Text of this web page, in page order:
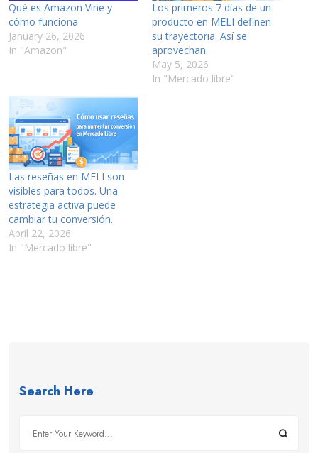
Qué es Amazon Vine y
cómo funciona
January 26, 2026
In "Amazon"
Los primeros 7 días de un
producto en MELI definen
su trayectoria. Así se
aprovechan.
May 5, 2026
In "Mercado libre"
Las reseñas en MELI son
visibles para todos. Una
estrategia activa puede
cambiar tu conversión.
April 22, 2026
In "Mercado libre"
Search Here